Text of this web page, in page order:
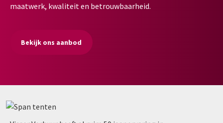
maatwerk, kwaliteit en betrouwbaarheid.
Bekijk ons aanbod